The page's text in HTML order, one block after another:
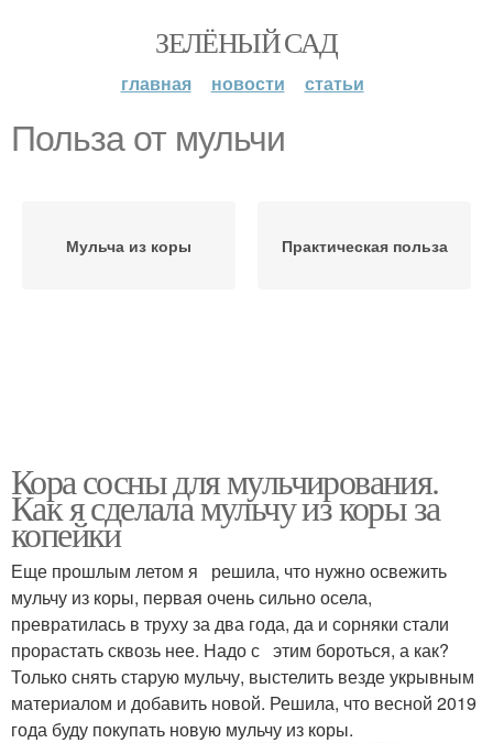
ЗЕЛЁНЫЙ САД
главная новости статьи
Польза от мульчи
Мульча из коры Практическая польза
Кора сосны для мульчирования.
Как я сделала мульчу из коры за
копейки
Еще прошлым летом я решила, что нужно освежить
мульчу из коры, первая очень сильно осела,
превратилась в труху за два года, да и сорняки стали
прорастать сквозь нее. Надо с этим бороться, а как?
Только снять старую мульчу, выстелить везде укрывным
материалом и добавить новой. Решила, что весной 2019
года буду покупать новую мульчу из коры.